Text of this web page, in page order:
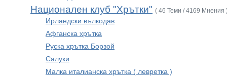
Национален клуб "Хрътки" ( 46 Теми / 4169 Мнения
Ирландски вълкодав
Афганска хрътка
Руска хрътка Борзой
Салуки
Малка италианска хрътка ( левретка )